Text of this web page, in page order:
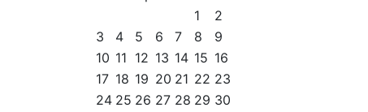
1
2
3
4 5 6 7 8
9
10 11 12 13 14 15 16
17 18 19 20 21 22 23
24 25 26 27 28 29 30